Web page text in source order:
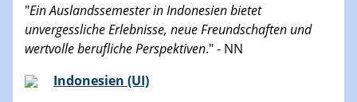
"Ein Auslandssemester in Indonesien bietet
unvergessliche Erlebnisse, neue Freundschaften und
wertvolle berufliche Perspektiven." - NN
Indonesien (UI)